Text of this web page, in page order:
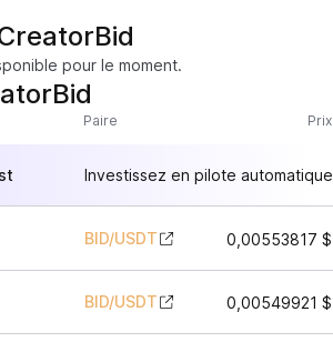
pour le moment.
Paire Prix
Investissez en pilote automatique
BID/USDT 0,00553817 $
BID/USDT 0,00549921 $